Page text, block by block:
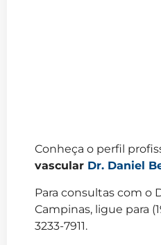
Conheça o perfil
vascular Dr. Daniel
Para consultas com o
Campinas, ligue para
3233-7911.